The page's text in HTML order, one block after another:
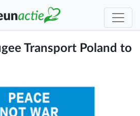
Transport Poland to